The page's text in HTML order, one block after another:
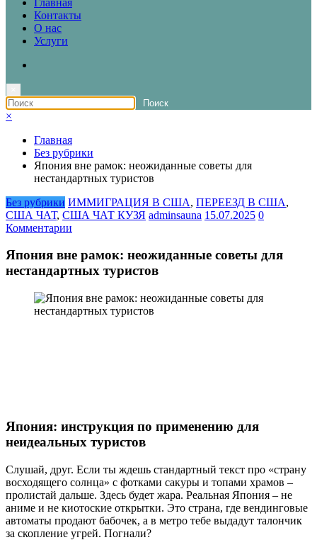
Контакты
О нас
Услуги
×
Главная
Без рубрики
Япония вне рамок: неожиданные советы для
нестандартных туристов
Без рубрики ИММИГРАЦИЯ В США, ПЕРЕЕЗД В США,
США ЧАТ, США ЧАТ КУЗЯ adminsauna 15.07.2025 0
Комментарии
Япония вне рамок: неожиданные советы для
нестандартных туристов
Япония: инструкция по применению для
неидеальных туристов
Слушай, друг. Если ты ждешь стандартный текст про «страну
восходящего солнца» с фотками сакуры и топами храмов –
пролистай дальше. Здесь будет жара. Реальная Япония – не
аниме и не киотоские открытки. Это страна, где вендинговые
автоматы продают бабочек, а в метро тебе выдадут талончик
за скопление угрей. Погнали?